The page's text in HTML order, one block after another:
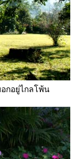
กอยู่ไกลโพ้น